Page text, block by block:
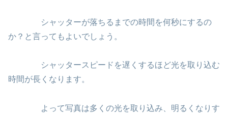
シャッターが落ちるまでの時間を何秒にするの
か？と言ってもよいでしょう。
シャッタースピードを遅くするほど光を取り込む
時間が長くなります。
よって写真は多くの光を取り込み、明るくなりす